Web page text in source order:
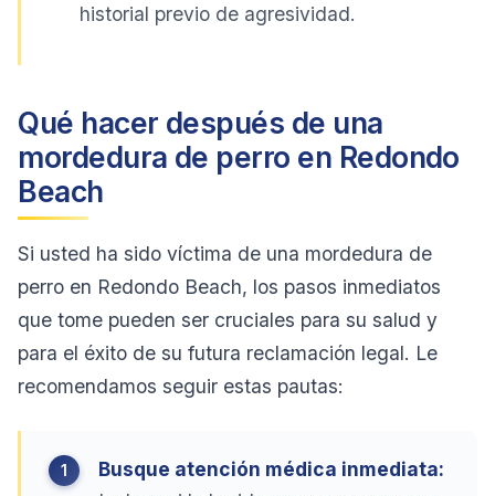
historial previo de agresividad.
Qué hacer después de una
mordedura de perro en Redondo
Beach
Si usted ha sido víctima de una mordedura de
perro en Redondo Beach, los pasos inmediatos
que tome pueden ser cruciales para su salud y
para el éxito de su futura reclamación legal. Le
recomendamos seguir estas pautas:
Busque atención médica inmediata: